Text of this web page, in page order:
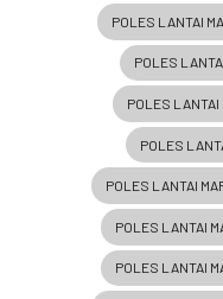
POLES LANTAI
POLES
POLES LANTAI
POLES
POLES LANTAI
POLES LANTAI
POLES LANTAI